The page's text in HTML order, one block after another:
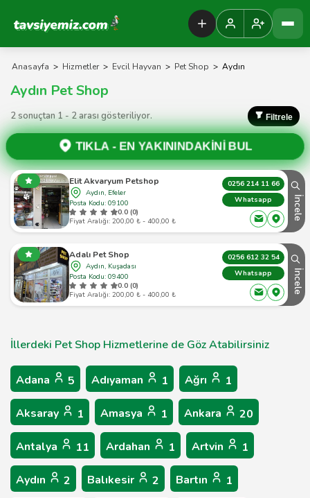
Tavsiyemiz Anasayfa
Anasayfa > Hizmetler > Evcil Hayvan > Pet Shop > Aydın
Aydın Pet Shop
2 sonuçtan 1 - 2 arası gösteriliyor. Filtrele
TIKLA - EN YAKININDAKİNİ BUL
Elit Akvaryum Petshop
Aydın, Efeler
Posta Kodu: 09100
0.0 (0)
Fiyat Aralığı: 200,00 ₺ - 400,00 ₺
0256 214 11 66
Whatsapp
İncele
Adalı Pet Shop
Aydın, Kuşadası
Posta Kodu: 09400
0.0 (0)
Fiyat Aralığı: 200,00 ₺ - 400,00 ₺
0256 612 32 54
Whatsapp
İncele
İllerdeki Pet Shop Hizmetlerine de Göz Atabilirsiniz
Adana 5 Adıyaman 1 Ağrı 1
Aksaray 1 Amasya 1 Ankara 20
Antalya 11 Ardahan 1 Artvin 1
Aydın 2 Balıkesir 2 Bartın 1